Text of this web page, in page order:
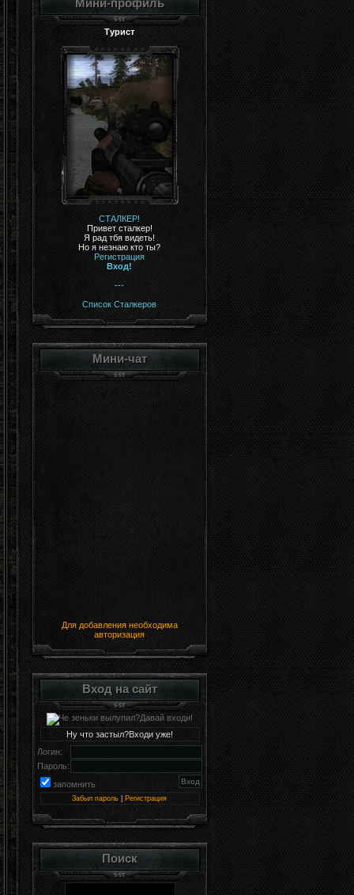
Мини-профиль
Турист
СТАЛКЕР!
Привет сталкер!
Я рад тбя видеть!
Но я незнаю кто ты?
Регистрация
Вход!
---
Список Сталкеров
Мини-чат
Для добавления необходима
авторизация
Вход на сайт
Ну что застыл?Входи уже!
Логин:
Пароль:
запомнить
Забыл пароль Регистрация
Поиск